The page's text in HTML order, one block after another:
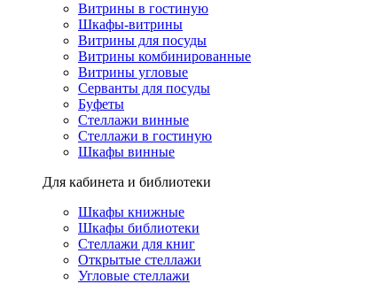
Витрины в гостиную
Шкафы-витрины
Витрины для посуды
Витрины комбинированные
Витрины угловые
Серванты для посуды
Буфеты
Стеллажи винные
Стеллажи в гостиную
Шкафы винные
Для кабинета и библиотеки
Шкафы книжные
Шкафы библиотеки
Стеллажи для книг
Открытые стеллажи
Угловые стеллажи